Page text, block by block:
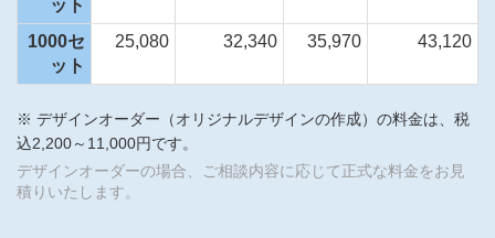
ット
1000セ
ット
25,080 32,340 35,970 43,120
※ デザインオーダー（オリジナルデザインの作成）の料金は、税
込2,200～11,000円です。
デザインオーダーの場合、ご相談内容に応じて正式な料金をお見
積りいたします。